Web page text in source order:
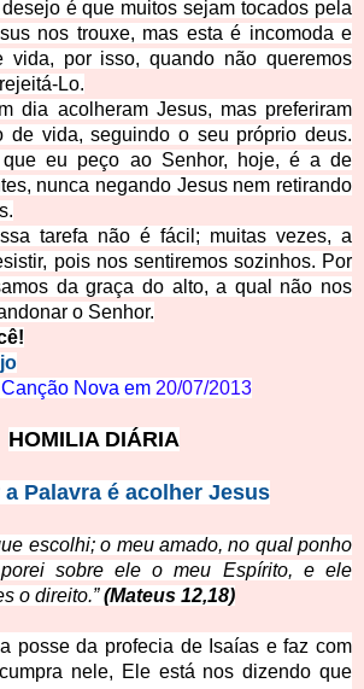
é que muitos sejam tocados pela
nos trouxe, mas esta é incomoda e
vida, por isso, quando não queremos
Lo.
dia acolheram Jesus, mas preferiram
de vida, seguindo o seu próprio deus.
eu peço ao Senhor, hoje, é a de
nunca negando Jesus nem retirando
tarefa não é fácil; muitas vezes, a
pois nos sentiremos sozinhos. Por
da graça do alto, a qual não nos
o Senhor.
Canção Nova em 20/07/2013
HOMILIA DIÁRIA
Palavra é acolher Jesus
escolhi; o meu amado, no qual ponho
sobre ele o meu Espírito, e ele
o direito.”(Mateus 12,18)
posse da profecia de Isaías e faz com
nele, Ele está nos dizendo que